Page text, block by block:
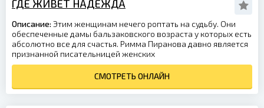
ГДЕ ЖИВЕТ НАДЕЖДА
Описание: Этим женщинам нечего роптать на судьбу. Они
обеспеченные дамы бальзаковского возраста у которых есть
абсолютно все для счастья. Римма Пиранова давно является
признанной писательницей женских
СМОТРЕТЬ ОНЛАЙН